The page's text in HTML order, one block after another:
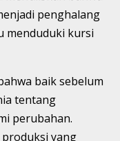
penghalang
menduduki kursi
baik sebelum
tentang
perubahan.
yang